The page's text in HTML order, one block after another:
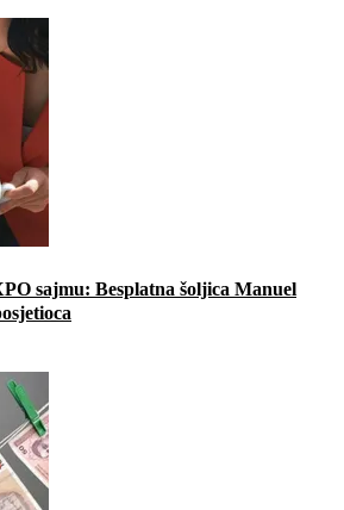
sajmu: Besplatna šoljica Manuel